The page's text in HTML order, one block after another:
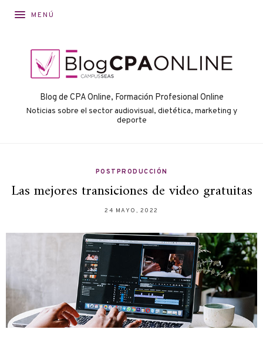
MENÚ
Blog de CPA Online, Formación Profesional Online
Noticias sobre el sector audiovisual, dietética, marketing y
deporte
POSTPRODUCCIÓN
Las mejores transiciones de video gratuitas
24 MAYO, 2022